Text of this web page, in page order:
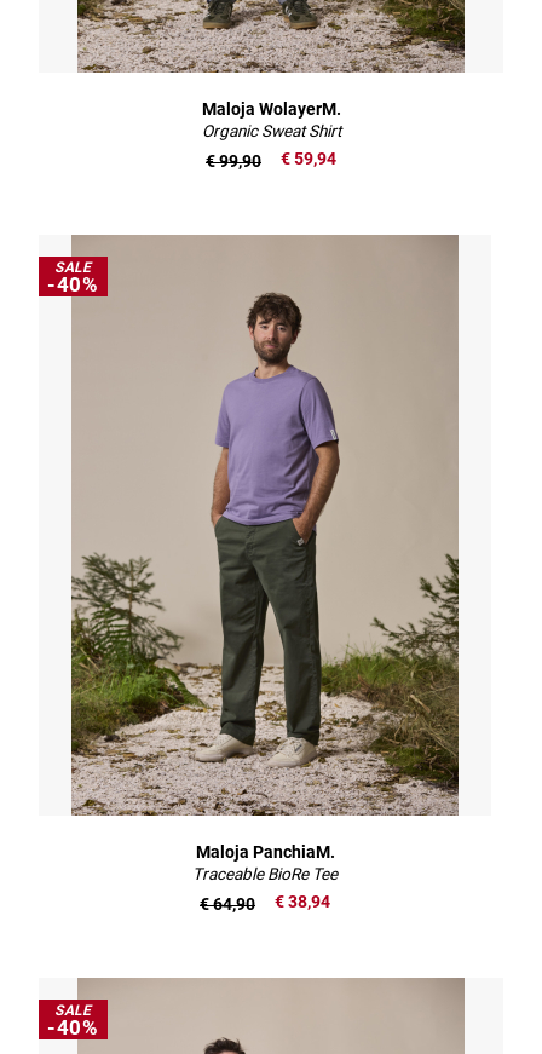
Maloja WolayerM.
Organic Sweat Shirt
€ 59,94
€ 99,90
SALE
-40%
Maloja PanchiaM.
Traceable BioRe Tee
€ 38,94
€ 64,90
SALE
-40%